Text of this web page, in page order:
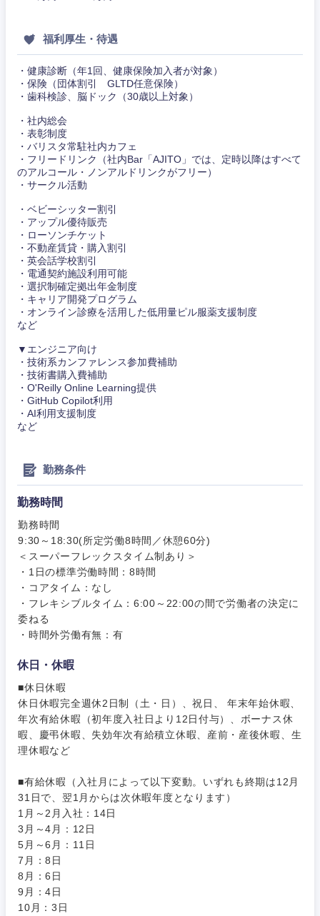
福利厚生・待遇
・健康診断（年1回、健康保険加入者が対象）
・保険（団体割引 GLTD任意保険）
・歯科検診、脳ドック（30歳以上対象）
・社内総会
・表彰制度
・バリスタ常駐社内カフェ
・フリードリンク（社内Bar「AJITO」では、定時以降はすべて
のアルコール・ノンアルドリンクがフリー）
・サークル活動
・ベビーシッター割引
・アップル優待販売
・ローソンチケット
・不動産賃貸・購入割引
・英会話学校割引
・電通契約施設利用可能
・選択制確定拠出年金制度
・キャリア開発プログラム
・オンライン診療を活用した低用量ピル服薬支援制度
など
▼エンジニア向け
・技術系カンファレンス参加費補助
・技術書購入費補助
・O'Reilly Online Learning提供
・GitHub Copilot利用
・AI利用支援制度
など
勤務条件
勤務時間
勤務時間
9:30～18:30(所定労働8時間／休憩60分)
＜スーパーフレックスタイム制あり＞
・1日の標準労働時間：8時間
・コアタイム：なし
・フレキシブルタイム：6:00～22:00の間で労働者の決定に
委ねる
・時間外労働有無：有
休日・休暇
■休日休暇
休日休暇完全週休2日制（土・日）、祝日、 年末年始休暇、
年次有給休暇（初年度入社日より12日付与）、ボーナス休
暇、慶弔休暇、失効年次有給積立休暇、産前・産後休暇、生
理休暇など
■有給休暇（入社月によって以下変動。いずれも終期は12月
31日で、翌1月からは次休暇年度となります）
1月～2月入社：14日
3月～4月：12日
5月～6月：11日
7月：8日
8月：6日
9月：4日
10月：3日
石川県 福井県
岐阜県
愛知県 三重県